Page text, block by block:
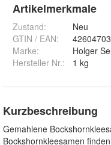
Artikelmerkmale
Zustand:
Neu
GTIN / EAN:
Marke:
Holger
Hersteller Nr.:
1 kg
Kurzbeschreibung
Gemahlene
Bockshornkleesamen